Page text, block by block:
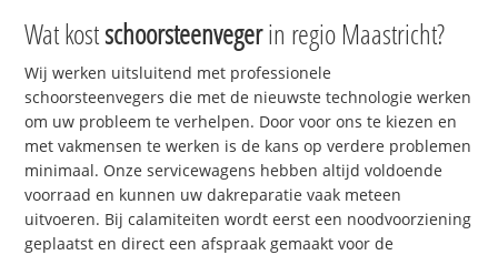
Wat kostschoorsteenvegerin regio Maastricht?
Wij werken uitsluitend met professionele
schoorsteenvegers die met de nieuwste technologie werken
om uw probleem te verhelpen. Door voor ons te kiezen en
met vakmensen te werken is de kans op verdere problemen
minimaal. Onze servicewagens hebben altijd voldoende
voorraad en kunnen uw dakreparatie vaak meteen
uitvoeren. Bij calamiteiten wordt eerst een noodvoorziening
geplaatst en direct een afspraak gemaakt voor de